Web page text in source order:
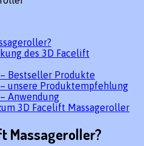
des 3D Facelift
Bestseller Produkte
unsere Produktempfehlung
Anwendung
3D Facelift Massageroller
Massageroller?